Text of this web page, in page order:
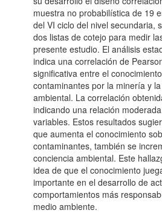
muestra no probabilística de 19
del VI ciclo del nivel secundaria,
dos listas de cotejo para medir
presente estudio. El análisis
indica una correlación de
significativa entre el
contaminantes por la minería y
ambiental. La correlación
indicando una relación
variables. Estos resultados
que aumenta el conocimiento
contaminantes, también se
conciencia ambiental. Este
idea de que el conocimiento
importante en el desarrollo de
comportamientos más
medio ambiente.